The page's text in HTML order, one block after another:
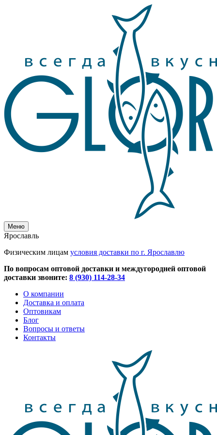
Меню
Ярославль
Физическим лицам условия доставки по г. Ярославлю
По вопросам оптовой доставки и междугородней оптовой
доставки звоните: 8 (930) 114-28-34
О компании
Доставка и оплата
Оптовикам
Блог
Вопросы и ответы
Контакты